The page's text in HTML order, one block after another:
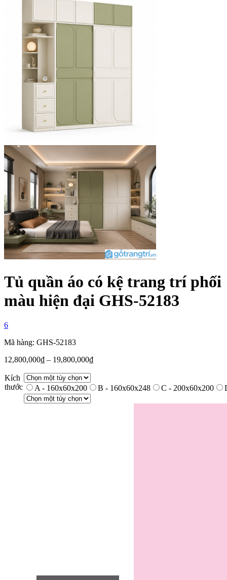
Tủ quần áo có kệ trang trí phối
màu hiện đại GHS-52183
6
Mã hàng: GHS-52183
12,800,000₫ – 19,800,000₫
Kích
thước
A - 160x60x200 B - 160x60x248 C - 200x60x200